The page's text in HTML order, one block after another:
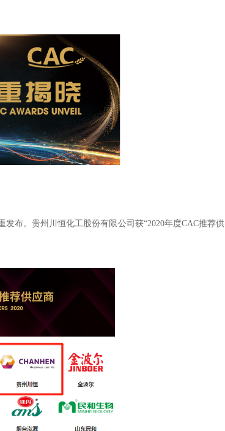
发布。贵州川恒化工股份有限公司获“2020年度CAC推荐供